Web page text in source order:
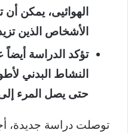
الهوائيى، يمكن
الأشخاص الذين تزيد
تؤكد الدراسة
النشاط البدني
حتى يصل المرء إلى
توصلت دراسة جديدة،